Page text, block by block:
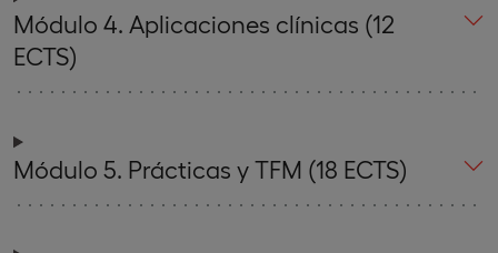
Módulo 4. Aplicaciones clínicas (12
ECTS)
Módulo 5. Prácticas y TFM (18 ECTS)